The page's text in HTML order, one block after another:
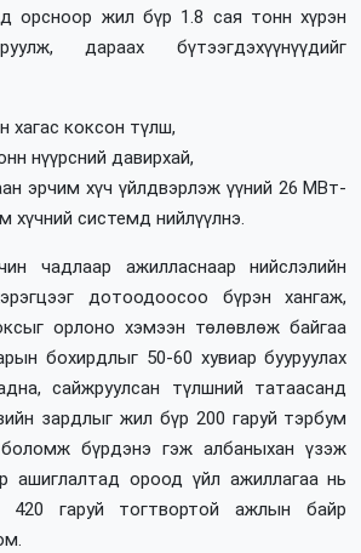
орсноор жил бүр 1.8 сая тонн хүрэн
дараах бүтээгдэхүүнүүдийг
хагас коксон түлш,
нүүрсний давирхай,
эрчим хүч үйлдвэрлэж үүний 26 МВт-
хүчний системд нийлүүлнэ.
чадлаар ажилласнаар нийслэлийн
дотоодоосоо бүрэн хангаж,
орлоно хэмээн төлөвлөж байгаа
бохирдлыг 50-60 хувиар бууруулах
сайжруулсан түлшний татаасанд
зардлыг жил бүр 200 гаруй тэрбум
боломж бүрдэнэ гэж албаныхан үзэж
ашиглалтад ороод үйл ажиллагаа нь
420 гаруй тогтвортой ажлын байр